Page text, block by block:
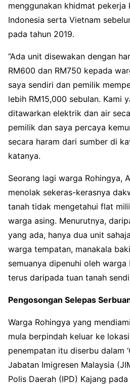
menggunakan khidmat pekerja
Indonesia serta Vietnam
pada tahun 2019.
“Ada unit disewakan dengan
RM600 dan RM750 kepada
saya sendiri dan pemilik
lebih RM15,000 sebulan. Kami
ditawarkan elektrik dan air
pemilik dan saya percaya
secara haram dari sumber di
katanya.
Seorang lagi warga Rohingya,
menolak sekeras-kerasnya
tanah tidak mengetahui flat
warga asing. Menurutnya,
yang ada, hanya dua unit
warga tempatan, manakala
semuanya dipenuhi oleh
terus daripada tuan tanah
Pengosongan Selepas
Warga Rohingya yang
mula berpindah keluar ke
penempatan itu diserbu dalam
Jabatan Imigresen Malaysia
Polis Daerah (IPD) Kajang